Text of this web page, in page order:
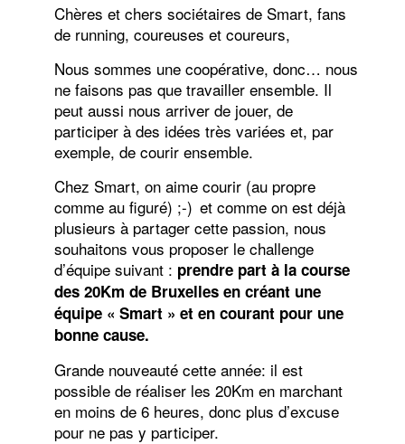
Chères et chers sociétaires de Smart, fans
de running, coureuses et coureurs,
Nous sommes une coopérative, donc… nous
ne faisons pas que travailler ensemble. Il
peut aussi nous arriver de jouer, de
participer à des idées très variées et, par
exemple, de courir ensemble.
Chez Smart, on aime courir (au propre
comme au figuré) ;-) et comme on est déjà
plusieurs à partager cette passion, nous
souhaitons vous proposer le challenge
d’équipe suivant : prendre part à la course
des 20Km de Bruxelles en créant une
équipe « Smart » et en courant pour une
bonne cause.
Grande nouveauté cette année: il est
possible de réaliser les 20Km en marchant
en moins de 6 heures, donc plus d’excuse
pour ne pas y participer.